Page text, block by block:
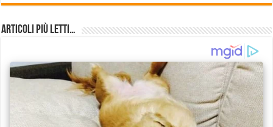
Articoli più Letti…